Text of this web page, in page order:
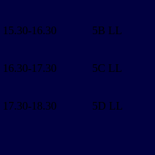
15.30-16.30 5B LL
16.30-17.30 5C LL
17.30-18.30 5D LL